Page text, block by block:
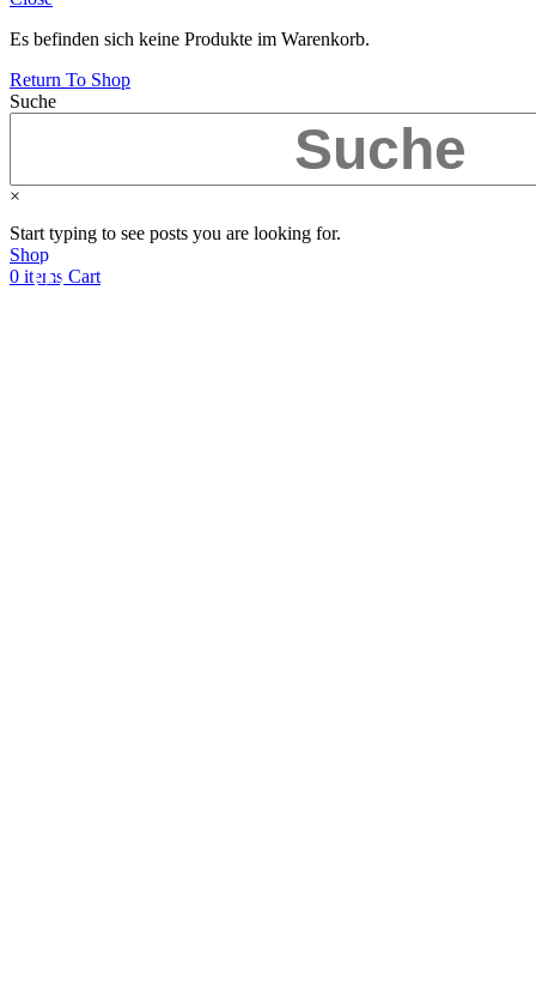
Es befinden sich keine Produkte im Warenkorb.
Return To Shop
Suche
×
Start typing to see posts you are looking for.
Shop
0 items Cart